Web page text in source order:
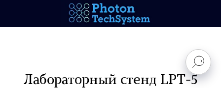
Лабораторный стенд LPT-5